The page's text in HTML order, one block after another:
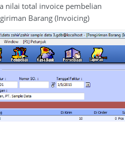
nilai total invoice pembelian
Barang (Invoicing)